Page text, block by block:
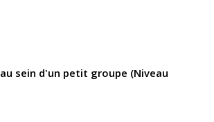
sein d'un petit groupe (Niveau